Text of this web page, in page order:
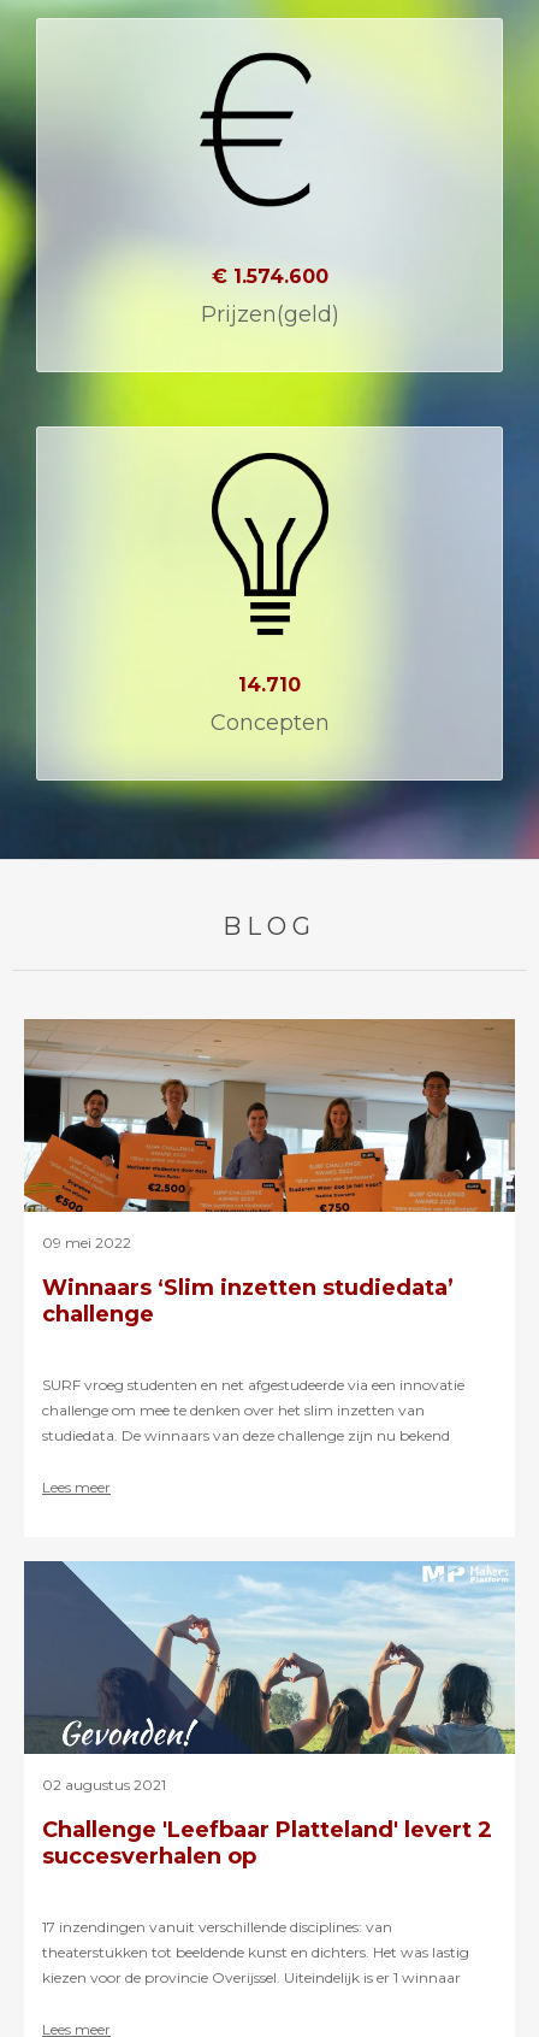
€ 1.574.600
Prijzen(geld)
14.710
Concepten
BLOG
09 mei 2022
Winnaars ‘Slim inzetten studiedata’
challenge
SURF vroeg studenten en net afgestudeerde via een innovatie
challenge om mee te denken over het slim inzetten van
studiedata. De winnaars van deze challenge zijn nu bekend
concepten.
Lees meer
02 augustus 2021
Challenge 'Leefbaar Platteland' levert 2
succesverhalen op
17 inzendingen vanuit verschillende disciplines: van
theaterstukken tot beeldende kunst en dichters. Het was lastig
kiezen voor de provincie Overijssel. Uiteindelijk is er 1 winnaar
idee aan de slag te gaan.
Lees meer